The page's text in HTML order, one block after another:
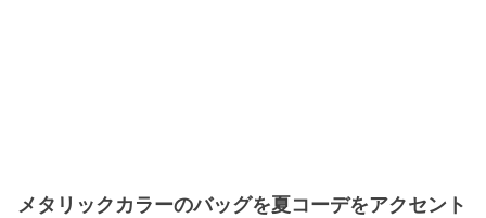
メタリックカラーのバッグを夏コーデをアクセント